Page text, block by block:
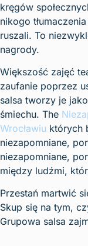
kręgów
nikogo
ruszali. To
nagrody.
Większość zajęć
zaufanie poprzez
salsa tworzy je
śmiechu. The
Wrocławiu których
niezapomniane,
niezapomniane,
między ludźmi,
Przestań martwić
Skup się na tym,
Grupowa salsa